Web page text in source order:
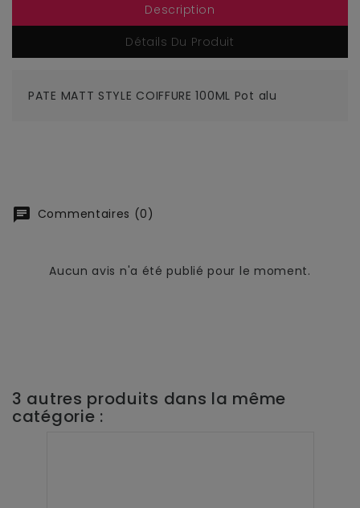
Description
Détails Du Produit
PATE MATT STYLE COIFFURE 100ML Pot alu
chat Commentaires (0)
Aucun avis n'a été publié pour le moment.
3 autres produits dans la même
catégorie :